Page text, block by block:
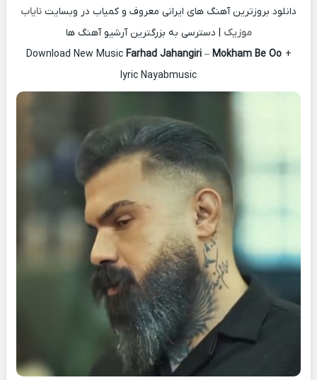
دانلود بروزترین آهنگ های ایرانی معروف و کمیاب در وبسایت نایاب
موزیک | دسترسی به بزرگترین آرشیو آهنگ ها
Download New Music Farhad Jahangiri– Mokham Be Oo +
lyric Nayabmusic